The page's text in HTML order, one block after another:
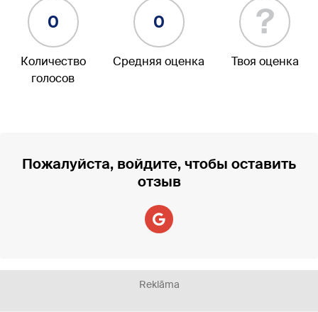
0
Количество
голосов
0
Средняя оценка
?
Твоя оценка
Пожалуйста, войдите, чтобы оставить
отзыв
Reklāma